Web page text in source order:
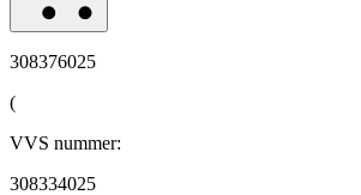
308376025
(
VVS nummer:
308334025